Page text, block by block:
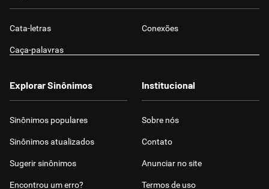
Cata-letras Conexões
Caça-palavras
Explorar Sinônimos
Sinônimos populares
Sinônimos atualizados
Sugerir sinônimos
Encontrou um erro?
Institucional
Sobre nós
Contato
Anunciar no site
Termos de uso